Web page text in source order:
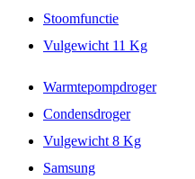
Stoomfunctie
Vulgewicht 11 Kg
Warmtepompdroger
Condensdroger
Vulgewicht 8 Kg
Samsung